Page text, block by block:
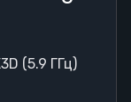
(5.9 ГГц)